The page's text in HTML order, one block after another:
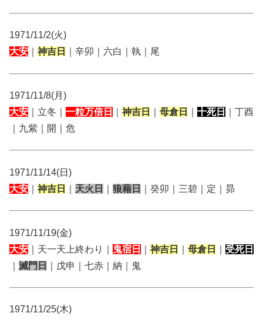
1971/11/2(火)
大安
神吉日 ｜辛卯｜六白｜執｜尾
1971/11/8(月)
大安 ｜立冬｜ 一粒万倍日 神吉日 母倉日 十死日
｜丁酉
｜九紫｜開｜危
1971/11/14(日)
大安
神吉日 天火日 狼藉日 ｜癸卯｜三碧｜定｜昴
1971/11/19(金)
大安 ｜天一天上終わり｜ 鬼宿日 神吉日 母倉日
受死日
滅門日 ｜戊申｜七赤｜納｜鬼
1971/11/25(木)